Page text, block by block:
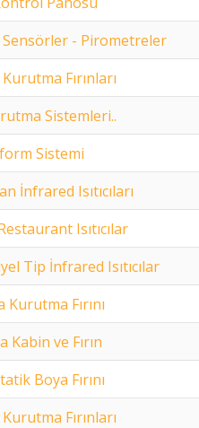
- Pirometreler
Fırınları
Sistemleri..
Sistemi
İnfrared Isıtıcıları
Isıtıcılar
Tip İnfrared Isıtıcılar
Kurutma Fırını
Kabin ve Fırın
Boya Fırını
Fırınları